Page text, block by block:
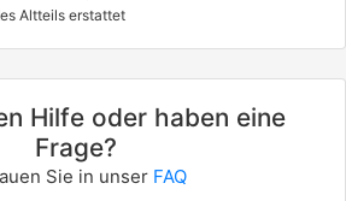
(UB_, UP_, UW_, UJ_)
- heute
Altteils erstattet
Hilfe oder haben eine
Frage?
Sie in unser FAQ